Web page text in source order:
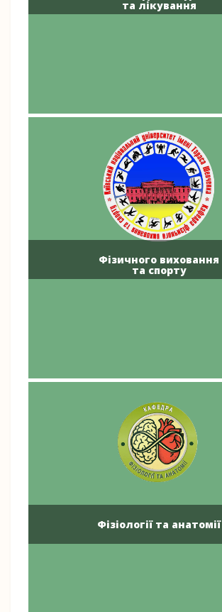
та лікування
Фізичного виховання
та спорту
Фізіології та анатомії